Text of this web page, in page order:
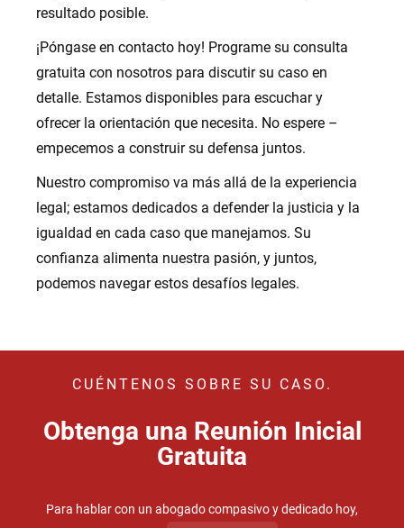
resultado posible.
¡Póngase en contacto hoy! Programe su consulta
gratuita con nosotros para discutir su caso en
detalle. Estamos disponibles para escuchar y
ofrecer la orientación que necesita. No espere –
empecemos a construir su defensa juntos.
Nuestro compromiso va más allá de la experiencia
legal; estamos dedicados a defender la justicia y la
igualdad en cada caso que manejamos. Su
confianza alimenta nuestra pasión, y juntos,
podemos navegar estos desafíos legales.
CUÉNTENOS SOBRE SU CASO.
Obtenga una Reunión Inicial
Gratuita
Para hablar con un abogado compasivo y dedicado hoy,